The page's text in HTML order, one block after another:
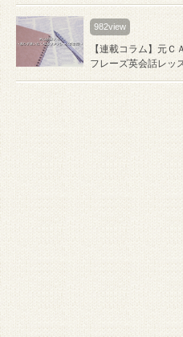
982view
【連載コラム】元
フレーズ英会話レッ